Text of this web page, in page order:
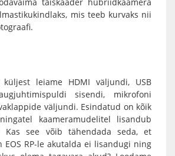
täiskaader hübriidkaamera
mis teeb kurvaks nii
küljest leiame HDMI väljundi, USB
sisendi, mikrofoni
väljundi. Esindatud on kõik
kaameramudelitel lisandub
Kas see võib tähendada seda, et
EOS RP-le akutalda ei lisandugi ning